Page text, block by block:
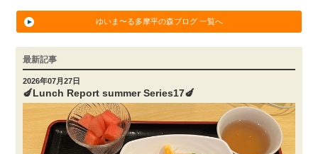
ゆいま〜る多摩平の森ブログ 一覧へ
最新記事
2026年07月27日
🍆Lunch Report summer Series17🍆